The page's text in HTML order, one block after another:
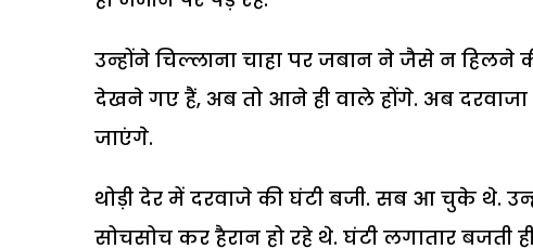
उन्होंने चिल्लाना चाहा पर जबान ने जैसे न
देखने गए हैं, अब तो आने ही वाले होंगे. अब
जाएंगे.
थोड़ी देर में दरवाजे की घंटी बजी. सब आ चुके थे.
सोचसोच कर हैरान हो रहे थे. घंटी लगातार बजती ही